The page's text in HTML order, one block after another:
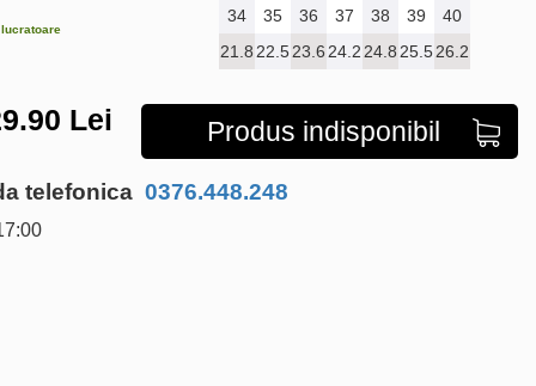
34 35 36 37 38 39
40
21.8 22.523.6 24.2 24.8 25.526.2
Lei Produs indisponibil
telefonica 0376.448.248